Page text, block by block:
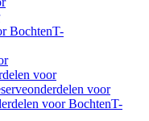
BochtenT-
voor
voor
voor BochtenT-